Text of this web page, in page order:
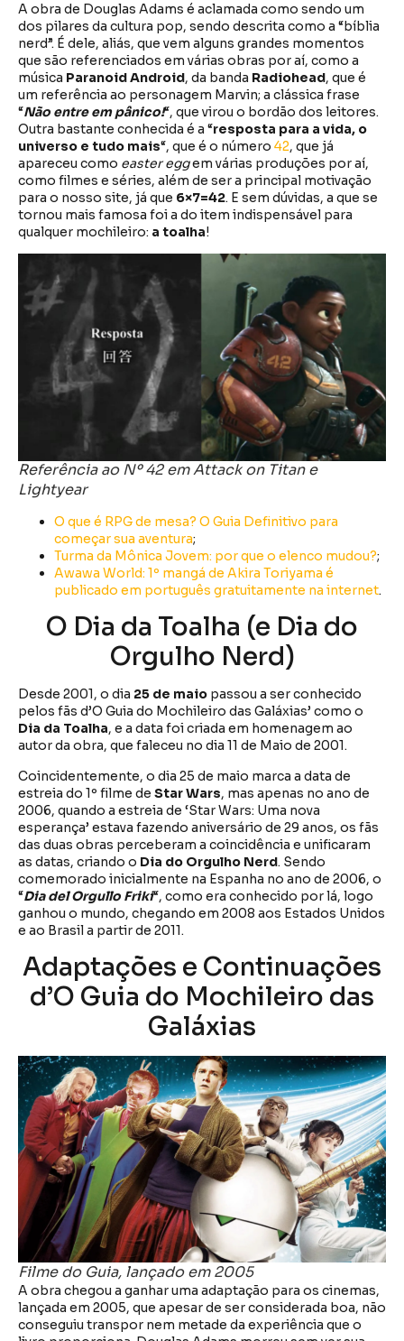
A obra de Douglas Adams é aclamada como sendo um
dos pilares da cultura pop, sendo descrita como a “bíblia
nerd”. É dele, aliás, que vem alguns grandes momentos
que são referenciados em várias obras por aí, como a
música Paranoid Android, da banda Radiohead, que é
um referência ao personagem Marvin; a clássica frase
“Não entre em pânico!“, que virou o bordão dos leitores.
Outra bastante conhecida é a “resposta para a vida, o
universo e tudo mais“, que é o número 42, que já
apareceu como easter eggem várias produções por aí,
como filmes e séries, além de ser a principal motivação
para o nosso site, já que 6×7=42. E sem dúvidas, a que se
tornou mais famosa foi a do item indispensável para
qualquer mochileiro: a toalha!
Referência ao Nº 42 em Attack on Titan e
Lightyear
O que é RPG de mesa? O Guia Definitivo para
começar sua aventura;
Turma da Mônica Jovem: por que o elenco mudou?;
Awawa World: 1º mangá de Akira Toriyama é
publicado em português gratuitamente na internet.
O Dia da Toalha (e Dia do
Orgulho Nerd)
Desde 2001, o dia 25 de maio passou a ser conhecido
pelos fãs d’O Guia do Mochileiro das Galáxias’ como o
Dia da Toalha, e a data foi criada em homenagem ao
autor da obra, que faleceu no dia 11 de Maio de 2001.
Coincidentemente, o dia 25 de maio marca a data de
estreia do 1º filme de Star Wars, mas apenas no ano de
2006, quando a estreia de ‘Star Wars: Uma nova
esperança’ estava fazendo aniversário de 29 anos, os fãs
das duas obras perceberam a coincidência e unificaram
as datas, criando o Dia do Orgulho Nerd. Sendo
comemorado inicialmente na Espanha no ano de 2006, o
“Dia del Orgullo Friki“, como era conhecido por lá, logo
ganhou o mundo, chegando em 2008 aos Estados Unidos
e ao Brasil a partir de 2011.
Adaptações e Continuações
d’O Guia do Mochileiro das
Galáxias
Filme do Guia, lançado em 2005
A obra chegou a ganhar uma adaptação para os cinemas,
lançada em 2005, que apesar de ser considerada boa, não
conseguiu transpor nem metade da experiência que o